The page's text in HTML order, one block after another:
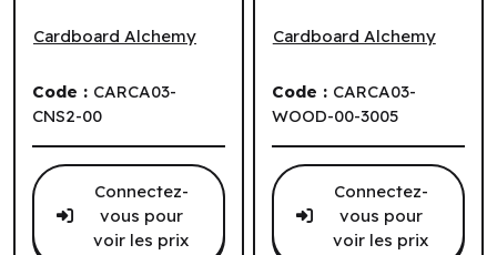
Cardboard Alchemy
Code : CARCA03-
CNS2-00
Connectez-
vous pour
voir les prix
Cardboard Alchemy
Code : CARCA03-
WOOD-00-3005
Connectez-
vous pour
voir les prix